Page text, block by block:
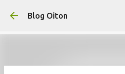
Pular para o
Blog Oiton